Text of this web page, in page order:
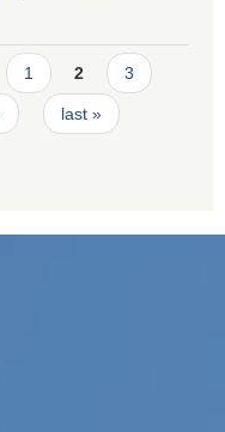
1 2 3
last »